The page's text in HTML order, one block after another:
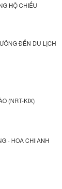
HỘ CHIẾU
ĐẾN DU LỊCH
(NRT-KIX)
- HOA CHI ANH